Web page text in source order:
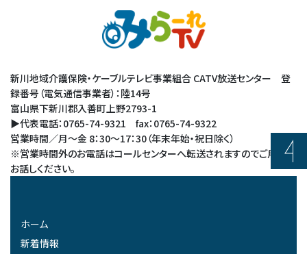
新川地域介護保険・ケーブルテレビ事業組合 CATV放送センター 登
録番号（電気通信事業者）：陸14号
富山県下新川郡入善町上野2793-1
▶代表電話：0765-74-9321 fax：0765-74-9322
営業時間／月～金 8：30～17：30（年末年始・祝日除く）
※営業時間外のお電話はコールセンターへ転送されますのでご用件を
お話しください。
ホーム
新着情報